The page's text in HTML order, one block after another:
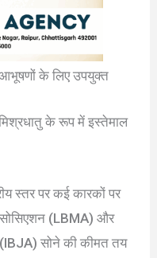
के लिए उपयुक्त
के रूप में इस्तेमाल
स्तर पर कई कारकों पर
(LBMA) और
(IBJA) सोने की कीमत तय